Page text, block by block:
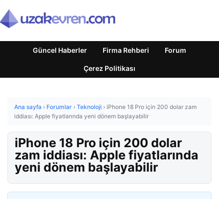
Güncel Haberler Firma Rehberi Forum
Çerez Politikası
Ana sayfa › Forumlar › Teknoloji › iPhone 18 Pro için 200 dolar zam
iddiası: Apple fiyatlarında yeni dönem başlayabilir
iPhone 18 Pro için 200 dolar
zam iddiası: Apple fiyatlarında
yeni dönem başlayabilir